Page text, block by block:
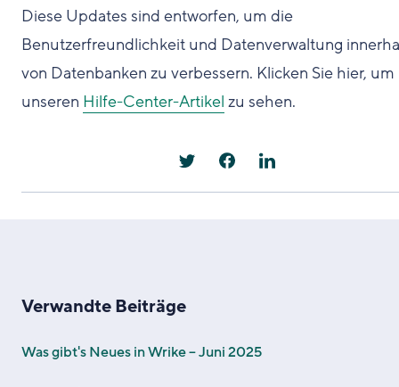
Diese Updates sind entworfen, um die
Benutzerfreundlichkeit und Datenverwaltung
von Datenbanken zu verbessern. Klicken Sie hier, um
unseren Hilfe-Center-Artikel zu sehen.
Verwandte Beiträge
Was gibt's Neues in Wrike – Juni 2025